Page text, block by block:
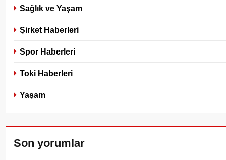
Sağlık ve Yaşam
Şirket Haberleri
Spor Haberleri
Toki Haberleri
Yaşam
Son yorumlar